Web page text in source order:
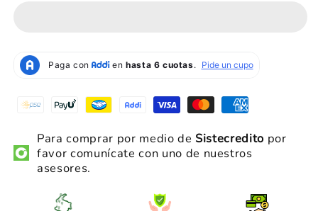
Para comprar por medio de Sistecredito por
favor comunícate con uno de nuestros
asesores.